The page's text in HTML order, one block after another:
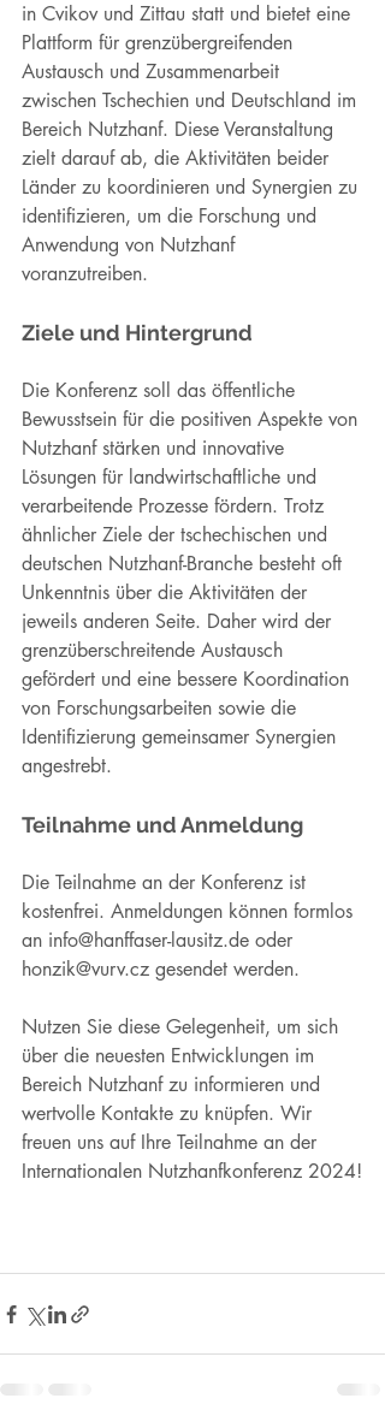
in Cvikov und Zittau statt und bietet eine
Plattform für grenzübergreifenden
Austausch und Zusammenarbeit
zwischen Tschechien und Deutschland im
Bereich Nutzhanf. Diese Veranstaltung
zielt darauf ab, die Aktivitäten beider
Länder zu koordinieren und Synergien zu
identifizieren, um die Forschung und
Anwendung von Nutzhanf
voranzutreiben.
Ziele und Hintergrund
Die Konferenz soll das öffentliche
Bewusstsein für die positiven Aspekte von
Nutzhanf stärken und innovative
Lösungen für landwirtschaftliche und
verarbeitende Prozesse fördern. Trotz
ähnlicher Ziele der tschechischen und
deutschen Nutzhanf-Branche besteht oft
Unkenntnis über die Aktivitäten der
jeweils anderen Seite. Daher wird der
grenzüberschreitende Austausch
gefördert und eine bessere Koordination
von Forschungsarbeiten sowie die
Identifizierung gemeinsamer Synergien
angestrebt.
Teilnahme und Anmeldung
Die Teilnahme an der Konferenz ist
kostenfrei. Anmeldungen können formlos
an info@hanffaser-lausitz.de oder
honzik@vurv.cz gesendet werden.
Nutzen Sie diese Gelegenheit, um sich
über die neuesten Entwicklungen im
Bereich Nutzhanf zu informieren und
wertvolle Kontakte zu knüpfen. Wir
freuen uns auf Ihre Teilnahme an der
Internationalen Nutzhanfkonferenz 2024!